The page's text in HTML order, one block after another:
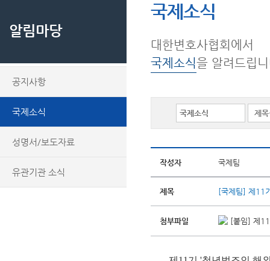
알림마당
공지사항
국제소식
성명서/보도자료
유관기관 소식
국제소식
대한변호사협회에서
국제소식을 알려드립
작성자 국제팀
제목 [국제팀] 제11
첨부파일 [붙임] 제